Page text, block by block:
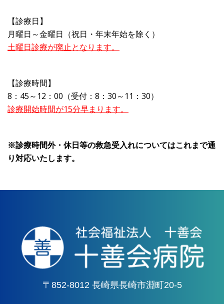
【診療日】
月曜日～金曜日（祝日・年末年始を除く）
土曜日診療が廃止となります。
【診療時間】
8：45～12：00（受付：8：30～11：30）
診療開始時間が15分早まります。
※診療時間外・休日等の救急受入れについてはこれまで通
り対応いたします。
〒852-8012 長崎県長崎市淵町20-5